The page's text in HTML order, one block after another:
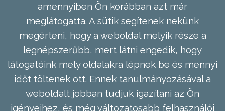
amennyiben Ön korábban azt már
meglátogatta. A sütik segítenek nekünk
megérteni, hogy a weboldal melyik része a
legnépszerűbb, mert látni engedik, hogy
látogatóink mely oldalakra lépnek be és mennyi
időt töltenek ott. Ennek tanulmányozásával a
weboldalt jobban tudjuk igazítani az Ön
igényeihez, és még változatosabb felhasználói